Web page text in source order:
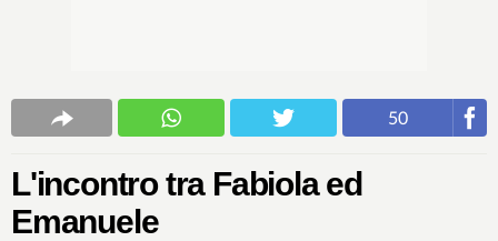
50
L'incontro tra Fabiola ed
Emanuele